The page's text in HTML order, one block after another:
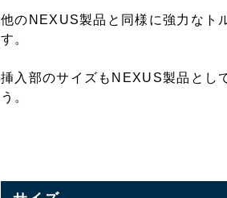
他のNEXUS製品と同様に強力なト
す。
挿入部のサイズもNEXUS製品とし
う。